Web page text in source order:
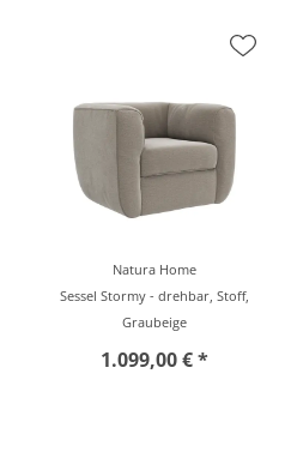
Natura Home
Sessel Stormy - drehbar, Stoff,
Graubeige
1.099,00 € *